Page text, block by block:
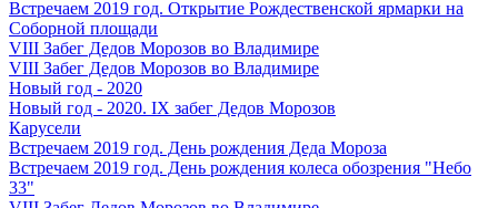
Встречаем 2019 год. Открытие Рождественской ярмарки на
Соборной площади
VIII Забег Дедов Морозов во Владимире
VIII Забег Дедов Морозов во Владимире
Новый год - 2020
Новый год - 2020. IX забег Дедов Морозов
Карусели
Встречаем 2019 год. День рождения Деда Мороза
Встречаем 2019 год. День рождения колеса обозрения "Небо
33"